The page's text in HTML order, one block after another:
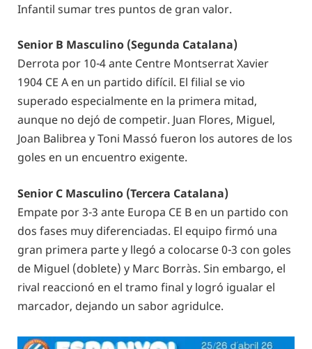
Infantil sumar tres puntos de gran valor.
Senior B Masculino (Segunda Catalana)
Derrota por 10-4 ante Centre Montserrat Xavier
1904 CE A en un partido difícil. El filial se vio
superado especialmente en la primera mitad,
aunque no dejó de competir. Juan Flores, Miguel,
Joan Balibrea y Toni Massó fueron los autores de los
goles en un encuentro exigente.
Senior C Masculino (Tercera Catalana)
Empate por 3-3 ante Europa CE B en un partido con
dos fases muy diferenciadas. El equipo firmó una
gran primera parte y llegó a colocarse 0-3 con goles
de Miguel (doblete) y Marc Borràs. Sin embargo, el
rival reaccionó en el tramo final y logró igualar el
marcador, dejando un sabor agridulce.